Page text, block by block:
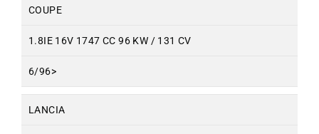
COUPE
1.8IE 16V 1747 CC 96 KW / 131 CV
6/96>
LANCIA